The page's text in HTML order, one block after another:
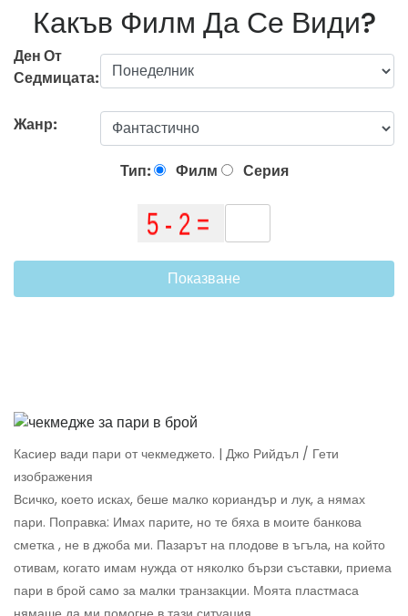
Какъв Филм Да Се Види?
Ден От
Седмицата:
Жанр:
Тип: Филм Серия
Показване
Касиер вади пари от чекмеджето. | Джо Рийдъл / Гети
изображения
Всичко, което исках, беше малко кориандър и лук, а нямах
пари. Поправка: Имах парите, но те бяха в моите банкова
сметка , не в джоба ми. Пазарът на плодове в ъгъла, на който
отивам, когато имам нужда от няколко бързи съставки, приема
пари в брой само за малки транзакции. Моята пластмаса